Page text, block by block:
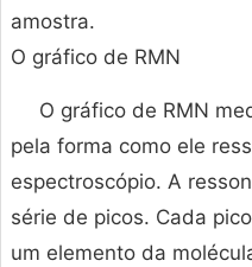
amostra.
O gráfico de RMN
O gráfico de RMN
pela forma como ele
espectroscópio. A
série de picos. Cada
um elemento da